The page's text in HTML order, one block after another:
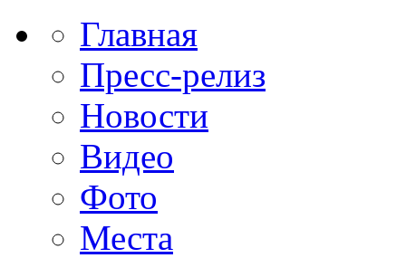
Главная
Пресс-релиз
Новости
Видео
Фото
Места